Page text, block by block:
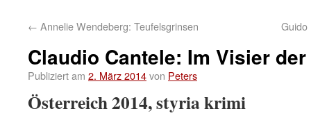
← Annelie Wendeberg: Teufelsgrinsen
Claudio Cantele: Im Visier
Publiziert am 2. März 2014von Peters
Österreich 2014, styria krimi